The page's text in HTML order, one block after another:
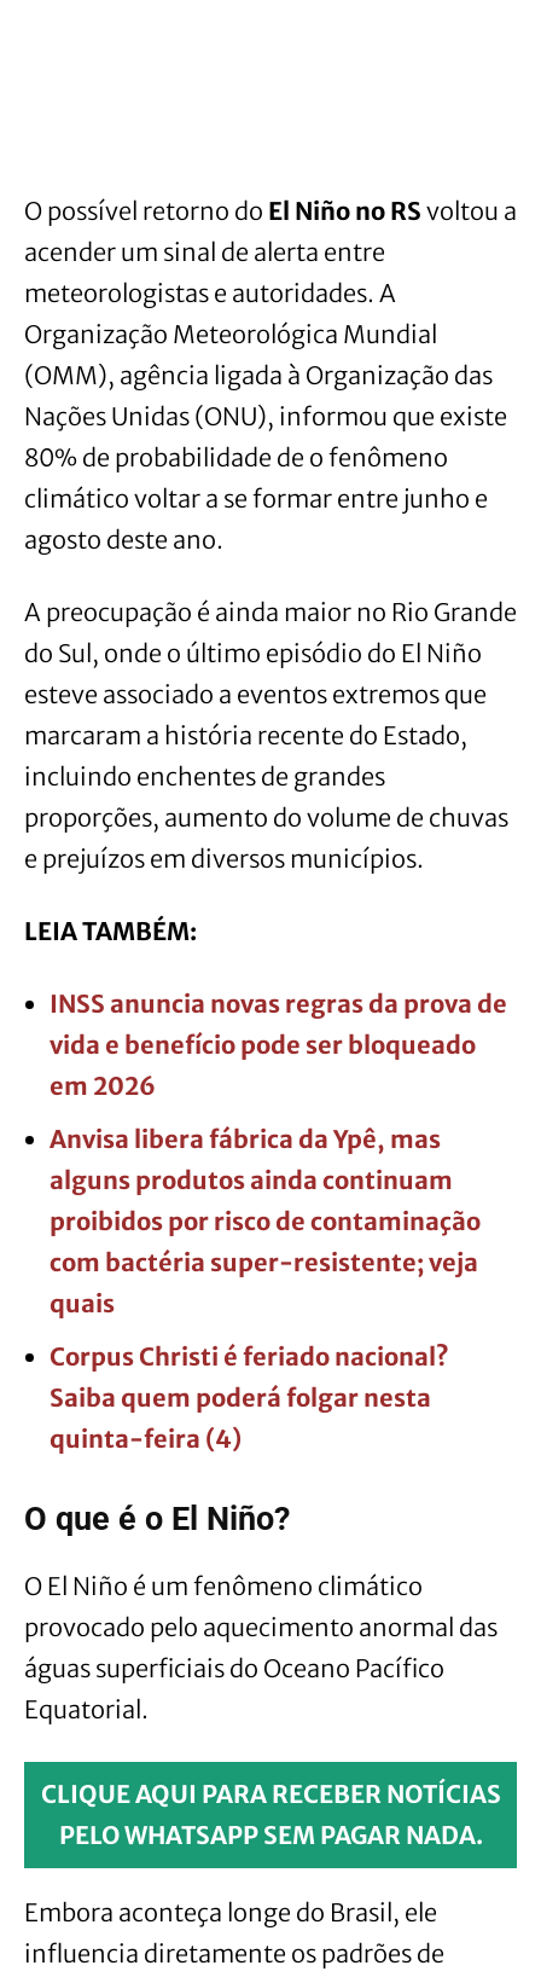
O possível retorno do El Niño no RS voltou a
acender um sinal de alerta entre
meteorologistas e autoridades. A
Organização Meteorológica Mundial
(OMM), agência ligada à Organização das
Nações Unidas (ONU), informou que existe
80% de probabilidade de o fenômeno
climático voltar a se formar entre junho e
agosto deste ano.
A preocupação é ainda maior no Rio Grande
do Sul, onde o último episódio do El Niño
esteve associado a eventos extremos que
marcaram a história recente do Estado,
incluindo enchentes de grandes
proporções, aumento do volume de chuvas
e prejuízos em diversos municípios.
LEIA TAMBÉM:
INSS anuncia novas regras da prova de
vida e benefício pode ser bloqueado
em 2026
Anvisa libera fábrica da Ypê, mas
alguns produtos ainda continuam
proibidos por risco de contaminação
com bactéria super-resistente; veja
quais
Corpus Christi é feriado nacional?
Saiba quem poderá folgar nesta
quinta-feira (4)
O que é o El Niño?
O El Niño é um fenômeno climático
provocado pelo aquecimento anormal das
águas superficiais do Oceano Pacífico
Equatorial.
CLIQUE AQUI PARA RECEBER NOTÍCIAS
PELO WHATSAPP SEM PAGAR NADA.
Embora aconteça longe do Brasil, ele
influencia diretamente os padrões de